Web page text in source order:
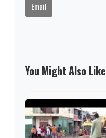
Email
You Might Also Like